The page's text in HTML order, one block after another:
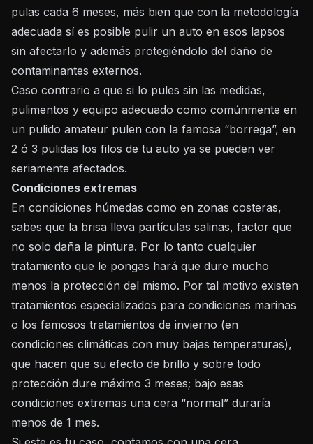
pulas cada 6 meses, más bien que con la metodología
adecuada sí es posible pulir un auto en esos lapsos
sin afectarlo y además protegiéndolo del daño de
contaminantes externos.
Caso contrario a que si lo pules sin las medidas,
pulimentos y equipo adecuado como comúnmente en
un pulido amateur pulen con la famosa “borrega”, en
2 ó 3 pulidas los filos de tu auto ya se pueden ver
seriamente afectados.
Condiciones extremas
En condiciones húmedas como en zonas costeras,
sabes que la brisa lleva partículas salinas, factor que
no solo daña la pintura. Por lo tanto cualquier
tratamiento que le pongas hará que dure mucho
menos la protección del mismo. Por tal motivo existen
tratamientos especializados para condiciones marinas
o los famosos tratamientos de invierno (en
condiciones climáticas con muy bajas temperaturas),
que hacen que su efecto de brillo y sobre todo
protección dure máximo 3 meses; bajo esas
condiciones extremas una cera “normal” duraría
menos de 1 mes.